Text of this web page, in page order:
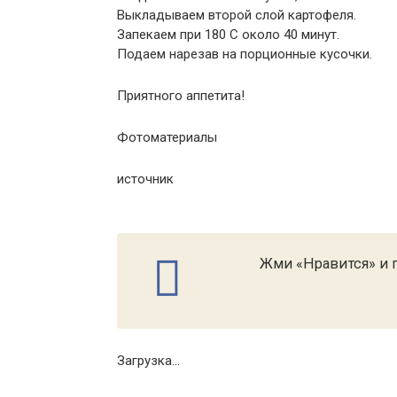
Выкладываем второй слой картофеля.
Запекаем при 180 С около 40 минут.
Подаем нарезав на порционные кусочки.
Приятного аппетита!
Фотоматериалы
источник
Жми «Нравится» и
Загрузка...